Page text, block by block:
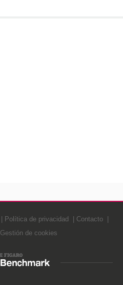
Política de privacidad
Contacto
Gestión de cookies